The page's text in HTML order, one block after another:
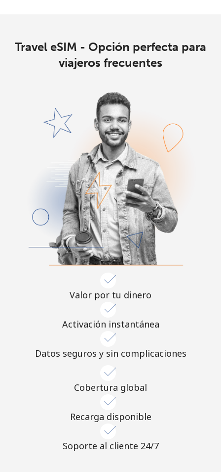
Travel eSIM - Opción perfecta para
viajeros frecuentes
Valor por tu dinero
Activación instantánea
Datos seguros y sin complicaciones
Cobertura global
Recarga disponible
Soporte al cliente 24/7